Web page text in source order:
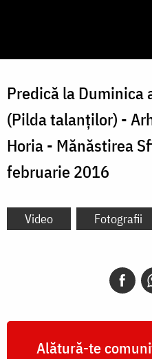
Predică la Duminica
(Pilda talanților) -
Horia - Mănăstirea
februarie 2016
Video Fotografii
Alătură-te